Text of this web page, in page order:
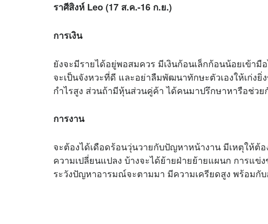
ราศีสิงห์ Leo (17 ส.ค.-16 ก.ย.)
การเงิน
ยังจะมีรายได้อยู่พอสมควร มีเงินก้อนเล็กก้อนน้อยเข้า
จะเป็นจังหวะที่ดี และอย่าลืมพัฒนาทักษะตัวเองให้เก่ง
กำไรสูง ส่วนถ้ามีหุ้นส่วนคู่ค้า ได้คนมาปรึกษาหารือช่ว
การงาน
จะต้องได้เดือดร้อนวุ่นวายกับปัญหาหน้างาน มีเหตุให้ต้
ความเปลี่ยนแปลง บ้างจะได้ย้ายฝ่ายย้ายแผนก การแข่
ระวังปัญหาอารมณ์จะตามมา มีความเครียดสูง พร้อมกั